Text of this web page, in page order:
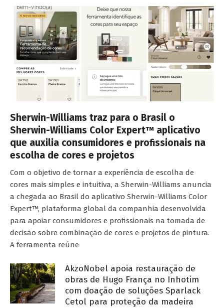
Sherwin-Williams traz para o Brasil o
Sherwin-Williams Color Expert™ aplicativo
que auxilia consumidores e profissionais na
escolha de cores e projetos
Com o objetivo de tornar a experiência de escolha de
cores mais simples e intuitiva, a Sherwin-Williams anuncia
a chegada ao Brasil do aplicativo Sherwin-Williams Color
Expert™, plataforma global da companhia desenvolvida
para apoiar consumidores e profissionais na tomada de
decisão sobre combinação de cores e projetos de pintura.
A ferramenta reúne
AkzoNobel apoia restauração de
obras de Hugo França no Inhotim
com doação de soluções Sparlack
Cetol para proteção da madeira